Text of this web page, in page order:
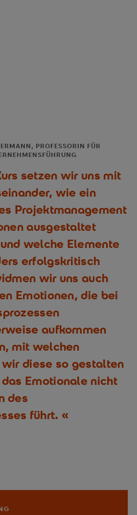
setzen wir uns mit
wie ein
Projektmanagement
ausgestaltet
welche Elemente
erfolgskritisch
wir uns auch
Emotionen, die bei
aufkommen
mit welchen
diese so gestalten
Emotionale nicht
des
führt.
PROFESSORIN FÜR